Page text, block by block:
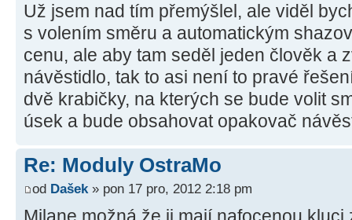
Už jsem nad tím přemýšlel, ale viděl
s volením směru a automatickým
cenu, ale aby tam seděl jeden člověk a
návěstidlo, tak to asi není to pravé
dvě krabičky, na kterých se bude volit
úsek a bude obsahovat opakovač
Re: Moduly OstraMo
od Dašek » pon 17 pro, 2012 2:18 pm
Milane,možná že ji mají nafocenou kluci